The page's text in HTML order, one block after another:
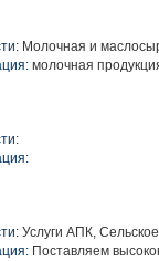
Молочная и
молочная
Услуги АПК,
Поставляем